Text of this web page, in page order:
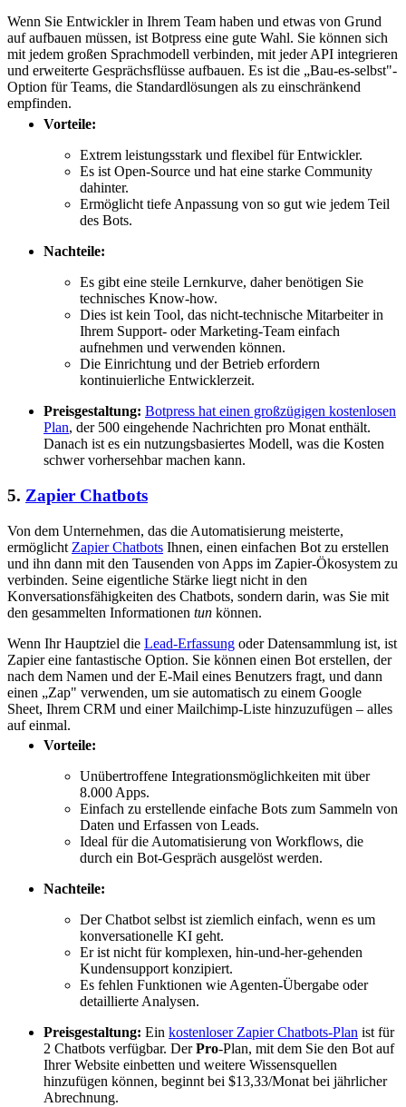
Wenn Sie Entwickler in Ihrem Team haben und etwas von Grund
auf aufbauen müssen, ist Botpress eine gute Wahl. Sie können sich
mit jedem großen Sprachmodell verbinden, mit jeder API integrieren
und erweiterte Gesprächsflüsse aufbauen. Es ist die „Bau-es-selbst"-
Option für Teams, die Standardlösungen als zu einschränkend
empfinden.
Vorteile:
Extrem leistungsstark und flexibel für Entwickler.
Es ist Open-Source und hat eine starke Community
dahinter.
Ermöglicht tiefe Anpassung von so gut wie jedem Teil
des Bots.
Nachteile:
Es gibt eine steile Lernkurve, daher benötigen Sie
technisches Know-how.
Dies ist kein Tool, das nicht-technische Mitarbeiter in
Ihrem Support- oder Marketing-Team einfach
aufnehmen und verwenden können.
Die Einrichtung und der Betrieb erfordern
kontinuierliche Entwicklerzeit.
Preisgestaltung: Botpress hat einen großzügigen kostenlosen
Plan, der 500 eingehende Nachrichten pro Monat enthält.
Danach ist es ein nutzungsbasiertes Modell, was die Kosten
schwer vorhersehbar machen kann.
5. Zapier Chatbots
Von dem Unternehmen, das die Automatisierung meisterte,
ermöglicht Zapier Chatbots Ihnen, einen einfachen Bot zu erstellen
und ihn dann mit den Tausenden von Apps im Zapier-Ökosystem zu
verbinden. Seine eigentliche Stärke liegt nicht in den
Konversationsfähigkeiten des Chatbots, sondern darin, was Sie mit
den gesammelten Informationen tun können.
Wenn Ihr Hauptziel die Lead-Erfassung oder Datensammlung ist, ist
Zapier eine fantastische Option. Sie können einen Bot erstellen, der
nach dem Namen und der E-Mail eines Benutzers fragt, und dann
einen „Zap" verwenden, um sie automatisch zu einem Google
Sheet, Ihrem CRM und einer Mailchimp-Liste hinzuzufügen – alles
auf einmal.
Vorteile:
Unübertroffene Integrationsmöglichkeiten mit über
8.000 Apps.
Einfach zu erstellende einfache Bots zum Sammeln von
Daten und Erfassen von Leads.
Ideal für die Automatisierung von Workflows, die
durch ein Bot-Gespräch ausgelöst werden.
Nachteile:
Der Chatbot selbst ist ziemlich einfach, wenn es um
konversationelle KI geht.
Er ist nicht für komplexen, hin-und-her-gehenden
Kundensupport konzipiert.
Es fehlen Funktionen wie Agenten-Übergabe oder
detaillierte Analysen.
Preisgestaltung: Ein kostenloser Zapier Chatbots-Plan ist für
2 Chatbots verfügbar. DerPro-Plan, mit dem Sie den Bot auf
Ihrer Website einbetten und weitere Wissensquellen
hinzufügen können, beginnt bei $13,33/Monat bei jährlicher
Abrechnung.